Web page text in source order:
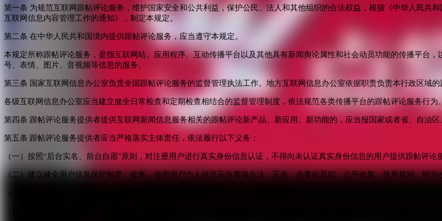
第一条 为规范互联网跟帖评论服务，维护国家安全和公共利益，保护公民、法人和其他组织的合法权益，根据《中华人民共
互联网信息内容管理工作的通知》，制定本规定。
第二条 在中华人民共和国境内提供跟帖评论服务，应当遵守本规定。
本规定所称跟帖评论服务，是指互联网站、应用程序、互动传播平台以及其他具有新闻舆论属性和社会动员功能的传播平台
号、表情、图片、音视频等信息的服务。
第三条 国家互联网信息办公室负责全国跟帖评论服务的监督管理执法工作。地方互联网信息办公室依据职责负责本行政区域
各级互联网信息办公室应当建立健全日常检查和定期检查相结合的监督管理制度，依法规范各类传播平台的跟帖评论服务行为
第四条 跟帖评论服务提供者提供互联网新闻信息服务相关的跟帖评论新产品、新应用、新功能的，应当报国家或者省、自治
第五条 跟帖评论服务提供者应当严格落实主体责任，依法履行以下义务：
（一）按照“后台实名、前台自愿”原则，对注册用户进行真实身份信息认证，不得向未认证真实身份信息的用户提供跟帖评论
（二）建立健全用户信息保护制度，收集、使用用户个人信息应当遵循合法、正当、必要的原则，公开收集、使用规则，明
（三）对新闻信息提供跟帖评论服务的，应当建立先审后发制度。
（四）提供“弹幕”方式跟帖评论服务的，应当在同一平台和页面同时提供与之对应的静态版信息内容。